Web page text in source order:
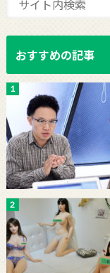
おすすめの記事